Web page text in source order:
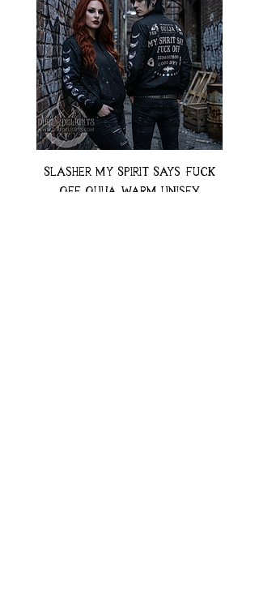
Slasher My Spirit Says Fuck
Off Ouija Warm Unisex